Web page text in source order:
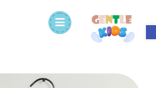
Open toolbar